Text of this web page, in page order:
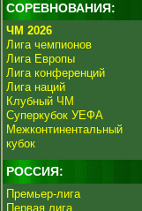
СОРЕВНОВАНИЯ:
ЧМ 2026
Лига чемпионов
Лига Европы
Лига конференций
Лига наций
Клубный ЧМ
Суперкубок УЕФА
Межконтинентальный
кубок
РОССИЯ:
Премьер-лига
Первая лига